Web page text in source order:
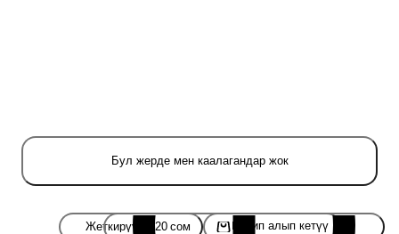
Бул жерде мен каалагандар жок
Жеткирүү 220 сом Келип алып кетүү